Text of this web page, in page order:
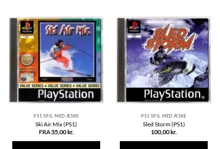
har
flere
varianter.
Mulighederne
kan
vælges
på
varesiden
har
flere
varianter.
Mulighederne
kan
vælges
på
varesiden
PS1 SPIL MED ÆSKE
Ski Air Mix (PS1)
FRA35,00 kr.
PS1 SPIL MED ÆSKE
Sled Storm (PS1)
100,00 kr.